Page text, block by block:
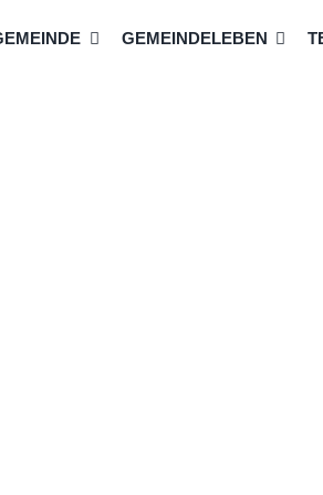
GEMEINDELEBEN